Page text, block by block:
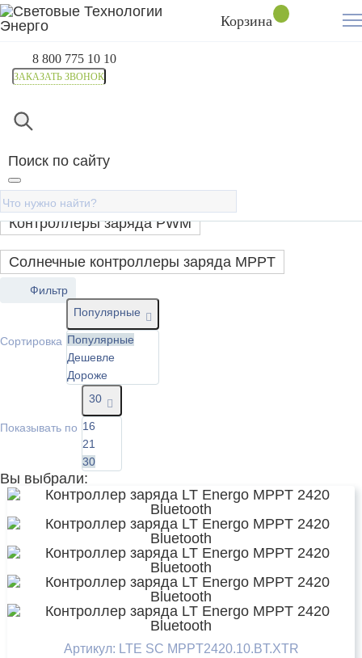
Корзина
8 800 775 10 10
ЗАКАЗАТЬ ЗВОНОК
Поиск по сайту
Главная
Контроллер заряда солнечной
панели
Контроллеры заряда PWM
Солнечные контроллеры заряда MPPT
Фильтр
Сортировка
Популярные
Популярные
Дешевле
Дороже
Показывать по
30
16
21
30
Вы выбрали:
Артикул: LTE SC MPPT2420.10.BT.XTR